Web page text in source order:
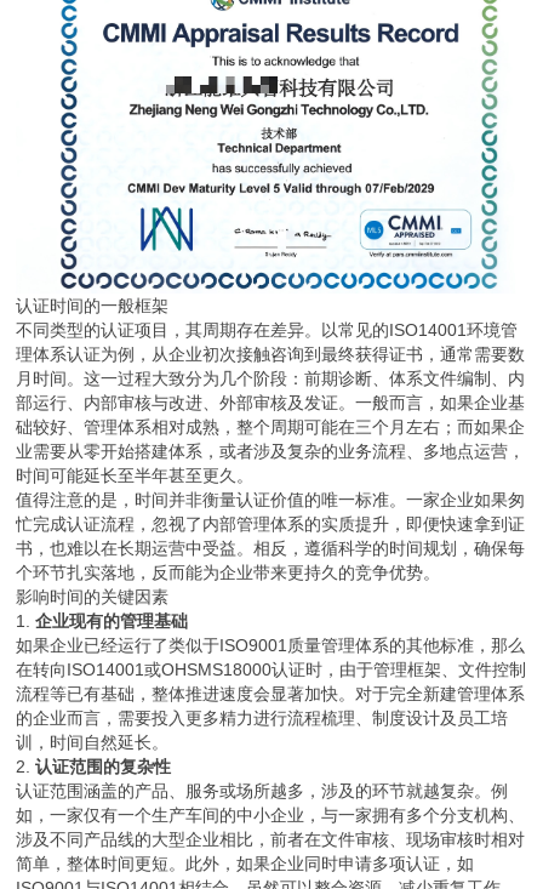
认证时间的一般框架
不同类型的认证项目，其周期存在差异。以常见的ISO14001环境管
理体系认证为例，从企业初次接触咨询到最终获得证书，通常需要数
月时间。这一过程大致分为几个阶段：前期诊断、体系文件编制、内
部运行、内部审核与改进、外部审核及发证。一般而言，如果企业基
础较好、管理体系相对成熟，整个周期可能在三个月左右；而如果企
业需要从零开始搭建体系，或者涉及复杂的业务流程、多地点运营，
时间可能延长至半年甚至更久。
值得注意的是，时间并非衡量认证价值的唯一标准。一家企业如果匆
忙完成认证流程，忽视了内部管理体系的实质提升，即便快速拿到证
书，也难以在长期运营中受益。相反，遵循科学的时间规划，确保每
个环节扎实落地，反而能为企业带来更持久的竞争优势。
影响时间的关键因素
1.企业现有的管理基础
如果企业已经运行了类似于ISO9001质量管理体系的其他标准，那么
在转向ISO14001或OHSMS18000认证时，由于管理框架、文件控制
流程等已有基础，整体推进速度会显著加快。对于完全新建管理体系
的企业而言，需要投入更多精力进行流程梳理、制度设计及员工培
训，时间自然延长。
2.认证范围的复杂性
认证范围涵盖的产品、服务或场所越多，涉及的环节就越复杂。例
如，一家仅有一个生产车间的中小企业，与一家拥有多个分支机构、
涉及不同产品线的大型企业相比，前者在文件审核、现场审核时相对
简单，整体时间更短。此外，如果企业同时申请多项认证，如